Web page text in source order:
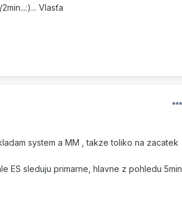
Vlasťa
system a MM , takze toliko na zacatek
ES sleduju primarne, hlavne z pohledu 5min